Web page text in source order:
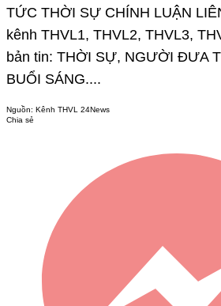
TỨC THỜI SỰ CHÍNH LUẬN
kênh THVL1, THVL2, THVL3,
bản tin: THỜI SỰ, NGƯỜI ĐƯA
BUỔI SÁNG....
Nguồn: Kênh THVL 24News
Chia sẻ